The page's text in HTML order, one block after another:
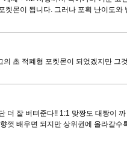
켓몬이 됩니다. 그러나 포획 난이도와
초 적폐형 포켓몬이 되었겠지만 그것
더 잘 버텨준다!! 1:1 맞짱도 대짱이 까
껏 배우면 되지만 상위권에 올라갈수